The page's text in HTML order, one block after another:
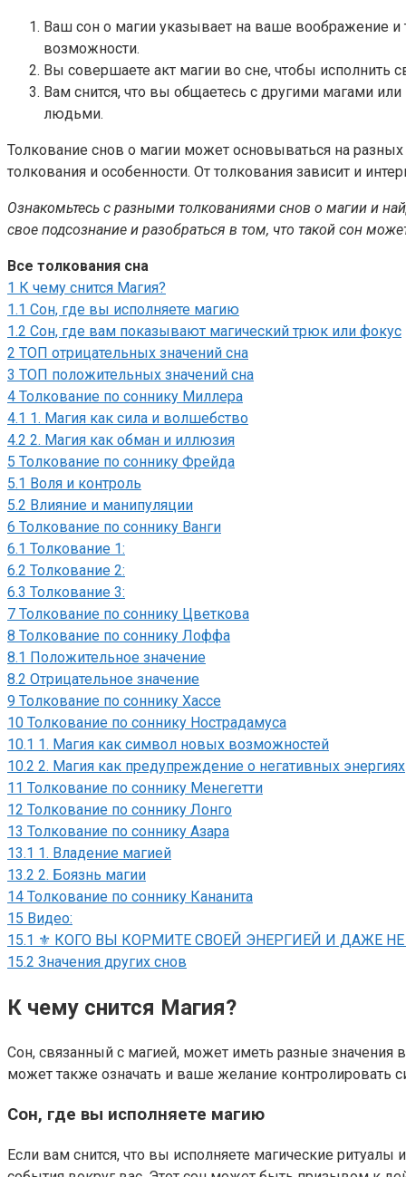
Ваш сон о магии указывает на ваше воображение
возможности.
Вы совершаете акт магии во сне, чтобы исполнить
Вам снится, что вы общаетесь с другими магами
людьми.
Толкование снов о магии может основываться на
толкования и особенности. От толкования зависит и
Ознакомьтесь с разными толкованиями снов о магии и
свое подсознание и разобраться в том, что такой сон
Все толкования сна
1 К чему снится Магия?
1.1 Сон, где вы исполняете магию
1.2 Сон, где вам показывают магический трюк или фокус
2 ТОП отрицательных значений сна
3 ТОП положительных значений сна
4 Толкование по соннику Миллера
4.1 1. Магия как сила и волшебство
4.2 2. Магия как обман и иллюзия
5 Толкование по соннику Фрейда
5.1 Воля и контроль
5.2 Влияние и манипуляции
6 Толкование по соннику Ванги
6.1 Толкование 1:
6.2 Толкование 2:
6.3 Толкование 3:
7 Толкование по соннику Цветкова
8 Толкование по соннику Лоффа
8.1 Положительное значение
8.2 Отрицательное значение
9 Толкование по соннику Хассе
10 Толкование по соннику Нострадамуса
10.1 1. Магия как символ новых возможностей
10.2 2. Магия как предупреждение о негативных энергиях
11 Толкование по соннику Менегетти
12 Толкование по соннику Лонго
13 Толкование по соннику Азара
13.1 1. Владение магией
13.2 2. Боязнь магии
14 Толкование по соннику Кананита
15 Видео:
15.1 ⚜️ КОГО ВЫ КОРМИТЕ СВОЕЙ ЭНЕРГИЕЙ И ДАЖЕ НЕ
15.2 Значения других снов
К чему снится Магия?
Сон, связанный с магией, может иметь разные значения
может также означать и ваше желание контролировать
Сон, где вы исполняете магию
Если вам снится, что вы исполняете магические